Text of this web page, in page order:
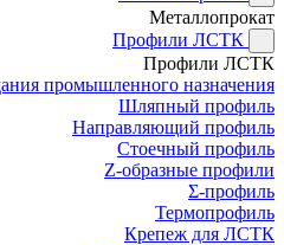
Металлопрокат
Профили ЛСТК
Профили ЛСТК
промышленного назначения
Шляпный профиль
Направляющий профиль
Стоечный профиль
Z-образные профили
Σ-профиль
Термопрофиль
Крепеж для ЛСТК